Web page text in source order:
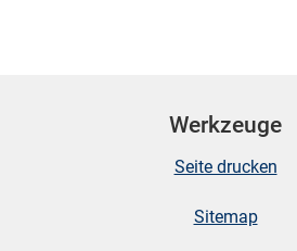
Werkzeuge
Seite drucken
Sitemap